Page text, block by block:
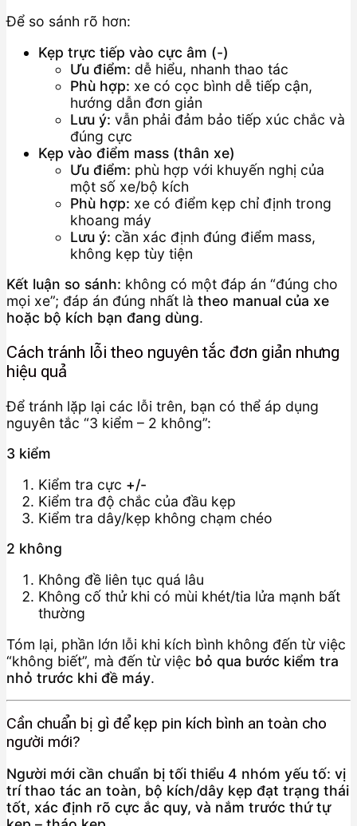
Để so sánh rõ hơn:
Kẹp trực tiếp vào cực âm (-)
Ưu điểm: dễ hiểu, nhanh thao tác
Phù hợp: xe có cọc bình dễ tiếp cận,
hướng dẫn đơn giản
Lưu ý: vẫn phải đảm bảo tiếp xúc chắc và
đúng cực
Kẹp vào điểm mass (thân xe)
Ưu điểm: phù hợp với khuyến nghị của
một số xe/bộ kích
Phù hợp: xe có điểm kẹp chỉ định trong
khoang máy
Lưu ý: cần xác định đúng điểm mass,
không kẹp tùy tiện
Kết luận so sánh: không có một đáp án “đúng cho
mọi xe”; đáp án đúng nhất là theo manual của xe
hoặc bộ kích bạn đang dùng.
Cách tránh lỗi theo nguyên tắc đơn giản nhưng
hiệu quả
Để tránh lặp lại các lỗi trên, bạn có thể áp dụng
nguyên tắc “3 kiểm – 2 không”:
3 kiểm
Kiểm tra cực +/-
Kiểm tra độ chắc của đầu kẹp
Kiểm tra dây/kẹp không chạm chéo
2 không
Không đề liên tục quá lâu
Không cố thử khi có mùi khét/tia lửa mạnh bất
thường
Tóm lại, phần lớn lỗi khi kích bình không đến từ việc
“không biết”, mà đến từ việc bỏ qua bước kiểm tra
nhỏ trước khi đề máy.
Cần chuẩn bị gì để kẹp pin kích bình an toàn cho
người mới?
Người mới cần chuẩn bị tối thiểu 4 nhóm yếu tố: vị
trí thao tác an toàn, bộ kích/dây kẹp đạt trạng thái
tốt, xác định rõ cực ắc quy, và nắm trước thứ tự